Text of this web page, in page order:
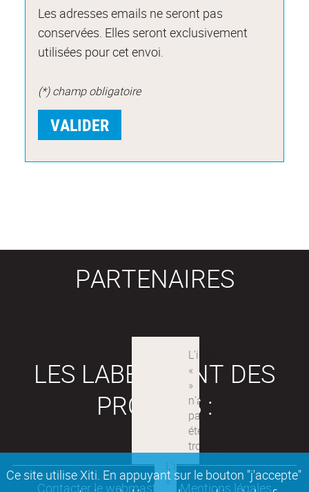
Ce site utilise Xiti. En appuyant sur le bouton "j'accepte"
Les adresses emails ne seront pas
conservées. Elles seront exclusivement
utilisées pour cet envoi.
(*) champ obligatoire
PARTENAIRES
LES LABEX SONT DES
PROJETS :
Contacter le webmaster Mentions légales